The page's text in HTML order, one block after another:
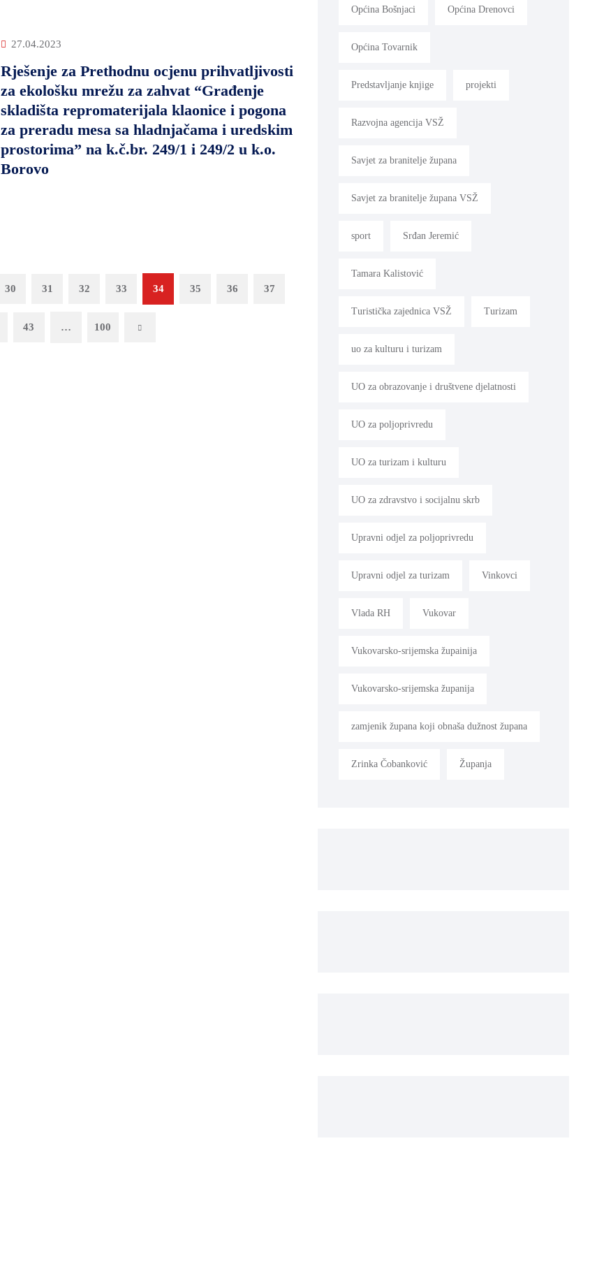
27.04.2023
Rješenje za Prethodnu ocjenu prihvatljivosti
za ekološku mrežu za zahvat “Građenje
skladišta repromaterijala klaonice i pogona
za preradu mesa sa hladnjačama i uredskim
prostorima” na k.č.br. 249/1 i 249/2 u k.o.
Borovo
30 31 32 33 34 35 36 37
43 … 100
Općina Bošnjaci Općina Drenovci
Općina Tovarnik
Predstavljanje knjige projekti
Razvojna agencija VSŽ
Savjet za branitelje župana
Savjet za branitelje župana VSŽ
sport Srđan Jeremić
Tamara Kalistović
Turistička zajednica VSŽ Turizam
uo za kulturu i turizam
UO za obrazovanje i društvene djelatnosti
UO za poljoprivredu
UO za turizam i kulturu
UO za zdravstvo i socijalnu skrb
Upravni odjel za poljoprivredu
Upravni odjel za turizam Vinkovci
Vlada RH Vukovar
Vukovarsko-srijemska župainija
Vukovarsko-srijemska županija
zamjenik župana koji obnaša dužnost župana
Zrinka Čobanković Županja